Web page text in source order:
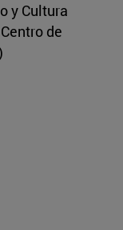
y Cultura
de